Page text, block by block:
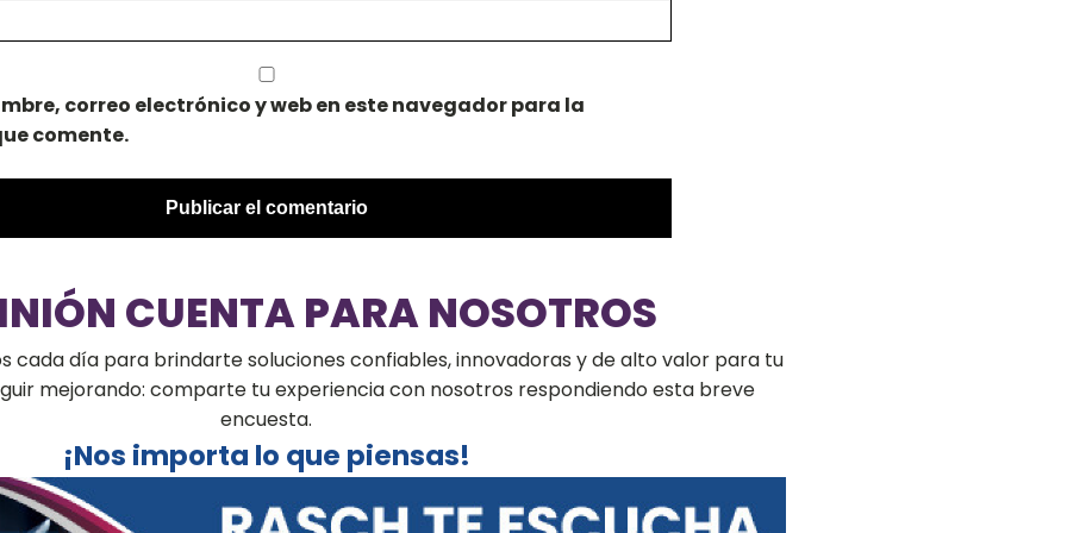
correo electrónico y web en este navegador para la
comente.
CUENTA PARA NOSOTROS
cada día para brindarte soluciones confiables, innovadoras y de alto valor para tu
mejorando: comparte tu experiencia con nosotros respondiendo esta breve
encuesta.
¡Nos importa lo que piensas!